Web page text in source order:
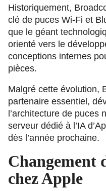
Historiquement,
clé de puces Wi-Fi et
que le géant
orienté vers le
conceptions internes
pièces.
Malgré cette évolution,
partenaire essentiel,
l’architecture de puces
serveur dédié à l’IA
dès l’année prochaine.
Changement
chez Apple